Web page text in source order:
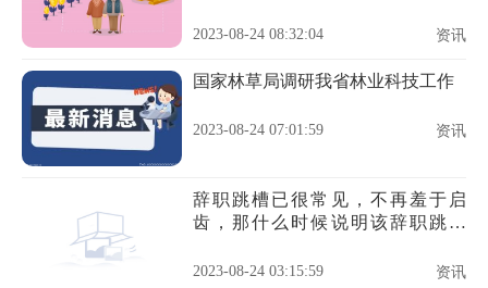
2023-08-24 08:32:04 资讯
国家林草局调研我省林业科技工作
2023-08-24 07:01:59 资讯
辞职跳槽已很常见，不再羞于启
齿，那什么时候说明该辞职跳槽
2023-08-24 03:15:59 资讯